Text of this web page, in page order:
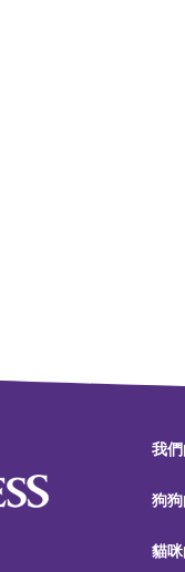
我
狗
貓